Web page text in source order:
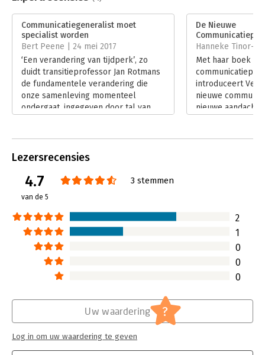
Verschijningsdatum:
26-10-2017
Hoofdrubriek: Communicatie en media
Communicatiegeneralist moet
specialist worden
Bert Peene | 24 mei 2017
‘Een verandering van tijdperk’, zo
duidt transitieprofessor Jan Rotmans
de fundamentele verandering die
onze samenleving momenteel
ondergaat, ingegeven door tal van
organisaties in het algemeen als voor
Daarom zal het communicatievak
Vera de Witte een grote omslag
moeten maken. Specialiseren is een
must, net als experimenteren en lef.
De communicatieprofessional is dood,
lang leve de nieuwe
communicatieprofessional!
Lees verder
De Nieuwe
Hanneke Tinor-
Met haar boek
introduceert Vera
nieuwe
nieuwe
Lezersrecensies
4.7
van de 5
3 stemmen
2
1
0
0
0
Uw waardering ?
Log in om uw waardering te geven